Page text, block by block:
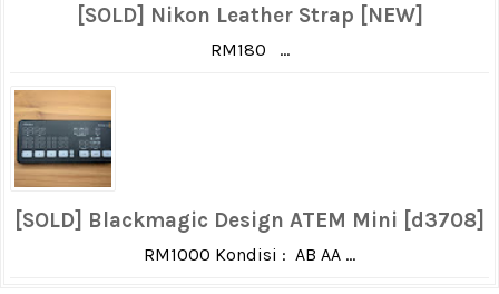
[SOLD] Nikon Leather Strap [NEW]
RM180 ...
[SOLD] Blackmagic Design ATEM Mini [d3708]
RM1000 Kondisi : AB AA ...